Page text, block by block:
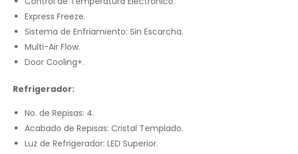
Express Freeze.
Sistema de Enfriamiento: Sin Escarcha.
Multi-Air Flow.
Door Cooling+.
Refrigerador:
No. de Repisas: 4.
Acabado de Repisas: Cristal Templado.
Luz de Refrigerador: LED Superior.